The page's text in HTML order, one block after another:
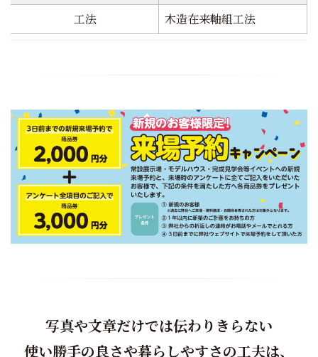
工法
木造在来軸組工法
写真や文章だけでは伝わりきらない
使い勝手の良さや暮らしやすさの工夫は、